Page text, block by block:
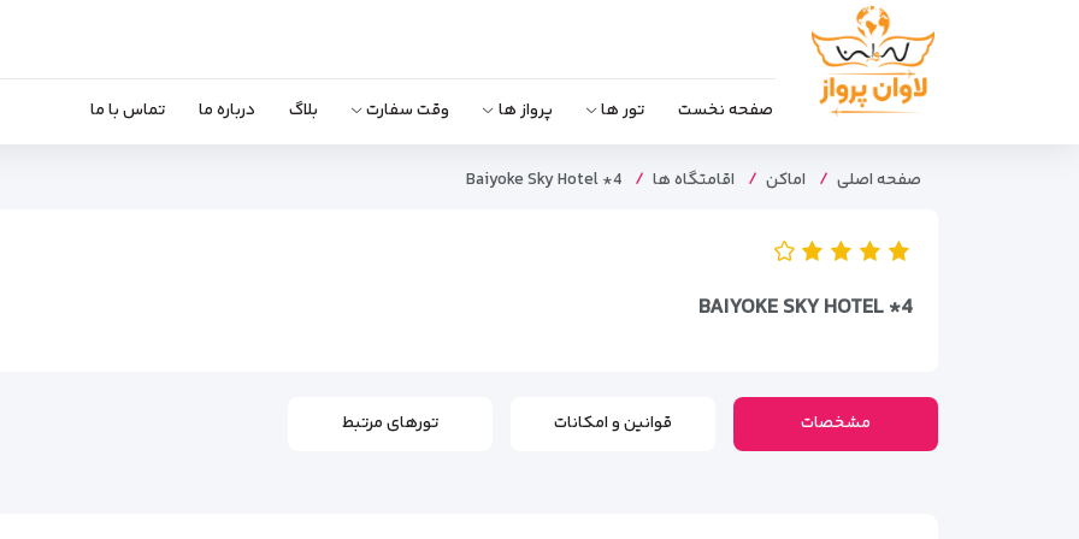
صفحه نخست تور ها پرواز ها وقت سفارت بلاگ درباره ما تماس با ما
صفحه اصلی اماکن اقامتگاه ها Baiyoke Sky Hotel *4
BAIYOKE SKY HOTEL *4
مشخصات قوانین و امکانات تورهای مرتبط